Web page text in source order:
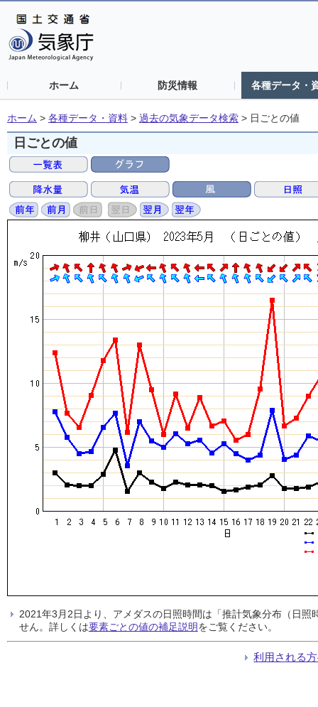
ホーム 防災情報 各種データ・
ホーム > 各種データ・資料 > 過去の気象データ検索 > 日ごとの値
日ごとの値
2021年3月2日より、アメダスの日照時間は「推計気象分布（日
せん。詳しくは要素ごとの値の補足説明をご覧ください。
利用される